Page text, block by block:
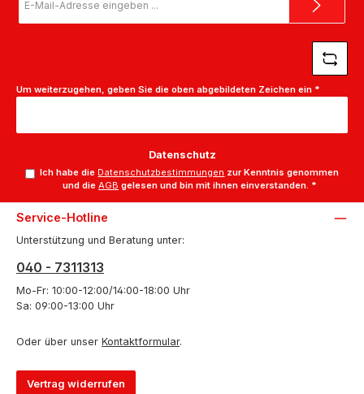
Mail-
Adresse
Um weiterzugehen, geben Sie die oben abgebildeten Zeichen ein *
Datenschutz
Ich habe die Datenschutzbestimmungen zur Kenntnis genommen
und dieAGB gelesen und bin mit ihnen einverstanden. *
Service-Hotline
Unterstützung und Beratung unter:
040 - 7311313
Mo-Fr: 10:00-12:00/14:00-18:00 Uhr
Sa: 09:00-13:00 Uhr
Oder über unser Kontaktformular.
Vertrag widerrufen